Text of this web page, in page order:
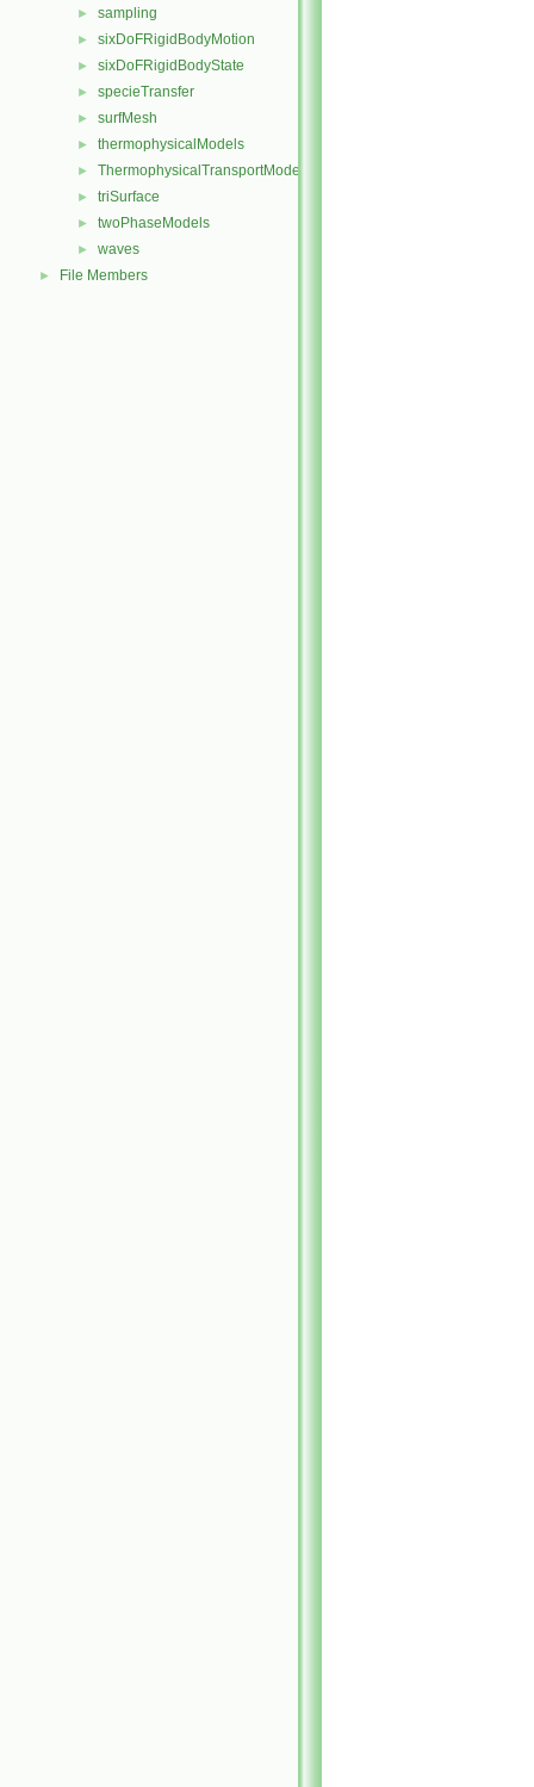
► sampling
► sixDoFRigidBodyMotion
► sixDoFRigidBodyState
► specieTransfer
► surfMesh
► thermophysicalModels
► ThermophysicalTransportModels
► triSurface
► twoPhaseModels
► waves
► File Members